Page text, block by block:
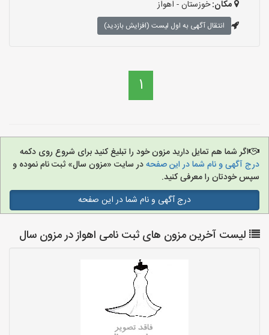
مکان:خوزستان - اهواز
انتقال آگهی به اول لیست (افزایش بازدید)
1
اگر شما هم تمایل دارید مزون خود را تبلیغ کنید برای شروع روی دکمه
درج آگهی و نام شما در این صفحهدر سایت «مزون سال» ثبت نام نموده و
سپس خودتان را معرفی کنید.
درج آگهی و نام شما در این صفحه
لیست آخرین مزون های ثبت نامی اهواز در مزون سال